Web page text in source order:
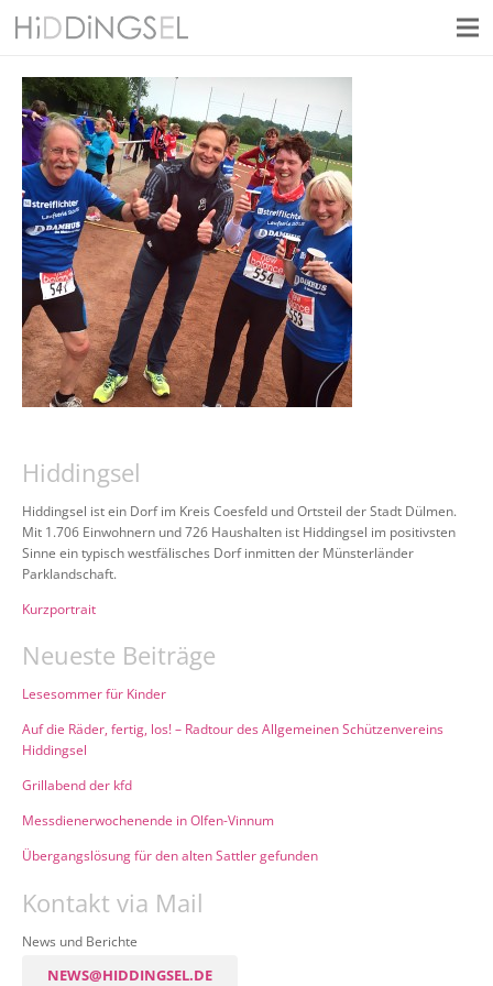
Hiddingsel
Hiddingsel ist ein Dorf im Kreis Coesfeld und Ortsteil der Stadt Dülmen.
Mit 1.706 Einwohnern und 726 Haushalten ist Hiddingsel im positivsten
Sinne ein typisch westfälisches Dorf inmitten der Münsterländer
Parklandschaft.
Kurzportrait
Neueste Beiträge
Lesesommer für Kinder
Auf die Räder, fertig, los! – Radtour des Allgemeinen Schützenvereins
Hiddingsel
Grillabend der kfd
Messdienerwochenende in Olfen-Vinnum
Übergangslösung für den alten Sattler gefunden
Kontakt via Mail
News und Berichte
NEWS@HIDDINGSEL.DE